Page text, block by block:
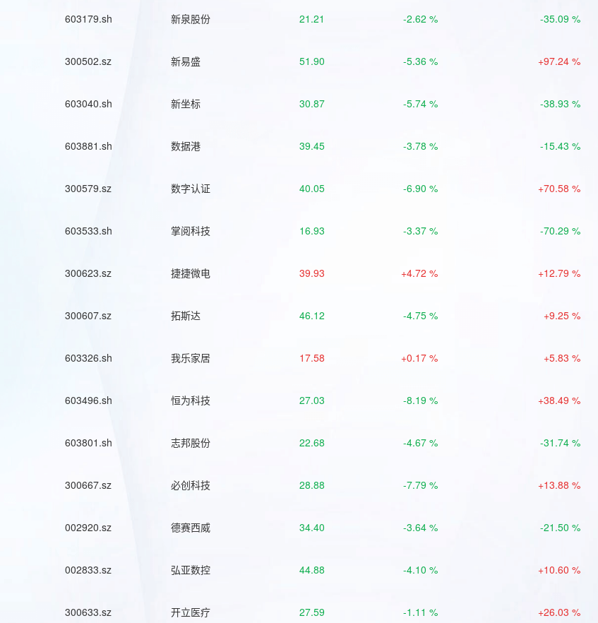
603179.sh 新泉股份 21.21 -2.62 % -35.09 %
300502.sz 新易盛 51.90 -5.36 % +97.24 %
603040.sh 新坐标 30.87 -5.74 % -38.93 %
603881.sh 数据港 39.45 -3.78 % -15.43 %
300579.sz 数字认证 40.05 -6.90 % +70.58 %
603533.sh 掌阅科技 16.93 -3.37 % -70.29 %
300623.sz 捷捷微电 39.93 +4.72 % +12.79 %
300607.sz 拓斯达 46.12 -4.75 % +9.25 %
603326.sh 我乐家居 17.58 +0.17 % +5.83 %
603496.sh 恒为科技 27.03 -8.19 % +38.49 %
603801.sh 志邦股份 22.68 -4.67 % -31.74 %
300667.sz 必创科技 28.88 -7.79 % +13.88 %
002920.sz 德赛西威 34.40 -3.64 % -21.50 %
002833.sz 弘亚数控 44.88 -4.10 % +10.60 %
300633.sz 开立医疗 27.59 -1.11 % +26.03 %